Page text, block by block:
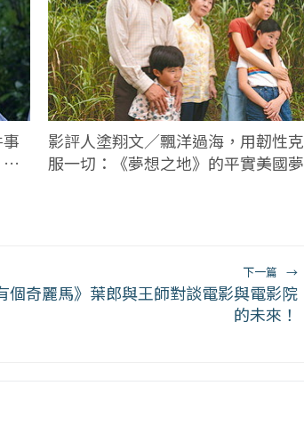
影評人塗翔文／飄洋過海，用韌性克
服一切：《夢想之地》的平實美國夢
下一篇 →
個奇麗馬》葉郎與王師對談電影與電影院
的未來！